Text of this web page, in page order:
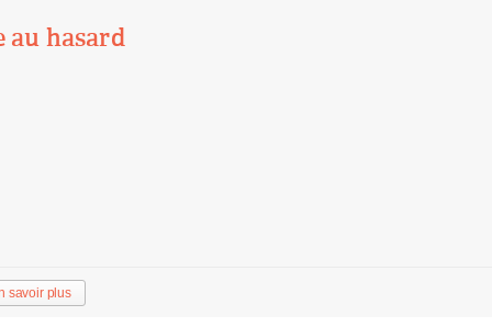
au hasard
savoir plus